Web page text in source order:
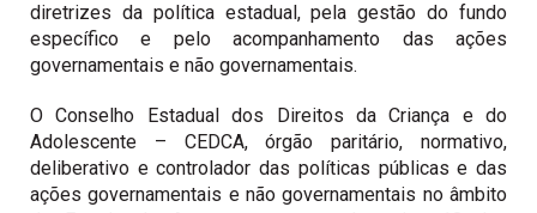
diretrizes da política estadual, pela gestão do fundo
específico e pelo acompanhamento das ações
governamentais e não governamentais.
O Conselho Estadual dos Direitos da Criança e do
Adolescente – CEDCA, órgão paritário, normativo,
deliberativo e controlador das políticas públicas e das
ações governamentais e não governamentais no âmbito